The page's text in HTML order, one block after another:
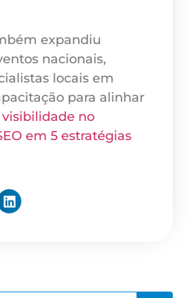
expandiu
nacionais,
locais em
para alinhar
no
em 5 estratégias